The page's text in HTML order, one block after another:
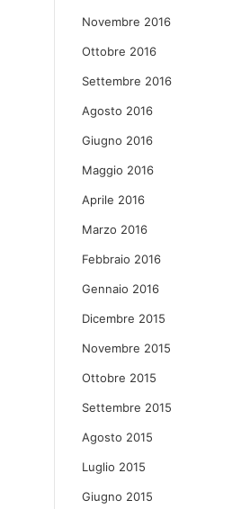
Novembre 2016
Ottobre 2016
Settembre 2016
Agosto 2016
Giugno 2016
Maggio 2016
Aprile 2016
Marzo 2016
Febbraio 2016
Gennaio 2016
Dicembre 2015
Novembre 2015
Ottobre 2015
Settembre 2015
Agosto 2015
Luglio 2015
Giugno 2015